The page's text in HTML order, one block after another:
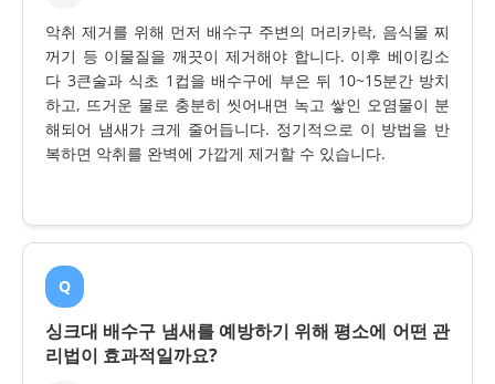
악취 제거를 위해 먼저 배수구 주변의 머리카락, 음식물 찌
꺼기 등 이물질을 깨끗이 제거해야 합니다. 이후 베이킹소
다 3큰술과 식초 1컵을 배수구에 부은 뒤 10~15분간 방치
하고, 뜨거운 물로 충분히 씻어내면 녹고 쌓인 오염물이 분
해되어 냄새가 크게 줄어듭니다. 정기적으로 이 방법을 반
복하면 악취를 완벽에 가깝게 제거할 수 있습니다.
Q
싱크대 배수구 냄새를 예방하기 위해 평소에 어떤 관
리법이 효과적일까요?